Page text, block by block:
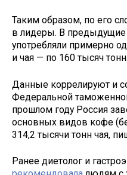
Таким образом, по его
в лидеры. В предыдущие
употребляли примерно
и чая — по 160 тысяч тонн.
Данные коррелируют и
Федеральной
прошлом году Россия
основных видов кофе
314,2 тысячи тонн чая,
Ранее диетолог и